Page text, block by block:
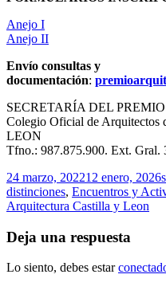
Anejo I
Anejo II
Envío consultas y
documentación:
SECRETARÍA DEL
Colegio Oficial de Arquitectos
LEON
Tfno.: 987.875.900. Ext. Gral.
Publicado
el
24 marzo, 202212 enero, 2026
distinciones, Encuentros y
Arquitectura Castilla y Leon
Deja una respuesta
Lo siento, debes estar